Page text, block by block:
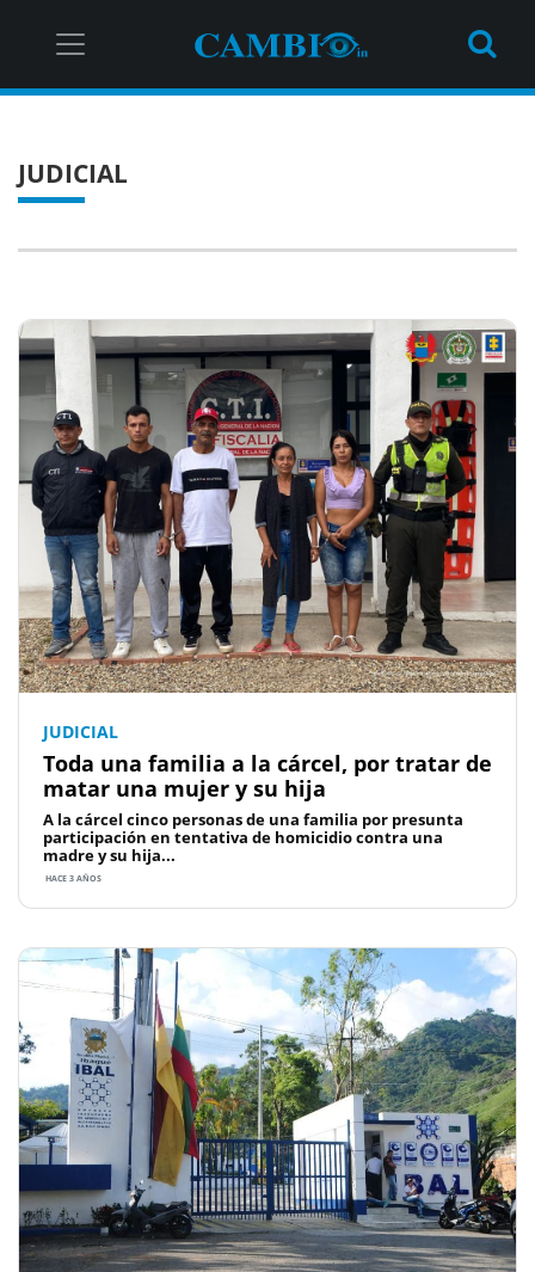
JUDICIAL
JUDICIAL
Toda una familia a la cárcel, por tratar de
matar una mujer y su hija
A la cárcel cinco personas de una familia por presunta
participación en tentativa de homicidio contra una
madre y su hija...
HACE 3 AÑOS